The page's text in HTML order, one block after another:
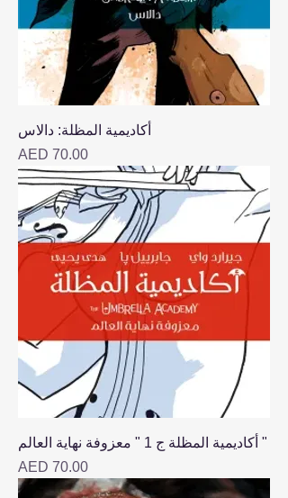
أكاديمية المظلة: دالاس
Price
AED 70.00
أكاديمية المظلة ج 1 " معزوفة نهاية العالم "
Price
AED 70.00